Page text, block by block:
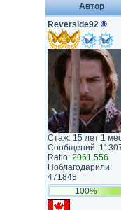
Автор
Reverside92 ®
Стаж: 15 лет 1
Сообщений:
Ratio: 2061.556
Поблагодарили:
471848
100%